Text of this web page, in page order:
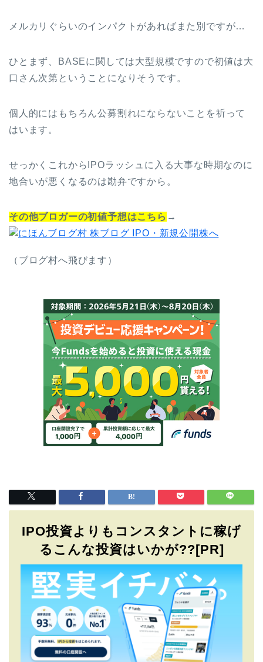
メルカリぐらいのインパクトがあればまた別ですが…
ひとまず、BASEに関しては大型規模ですので初値は大
口さん次第ということになりそうです。
個人的にはもちろん公募割れにならないことを祈って
はいます。
せっかくこれからIPOラッシュに入る大事な時期なのに
地合いが悪くなるのは勘弁ですから。
その他ブロガーの初値予想はこちら →
（ブログ村へ飛びます）
IPO投資よりもコンスタントに稼げ
るこんな投資はいかが??[PR]